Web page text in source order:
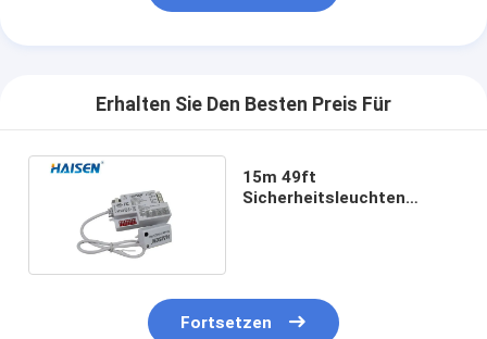
Erhalten Sie Den Besten Preis Für
15m 49ft
Sicherheitsleuchten
Fortsetzen